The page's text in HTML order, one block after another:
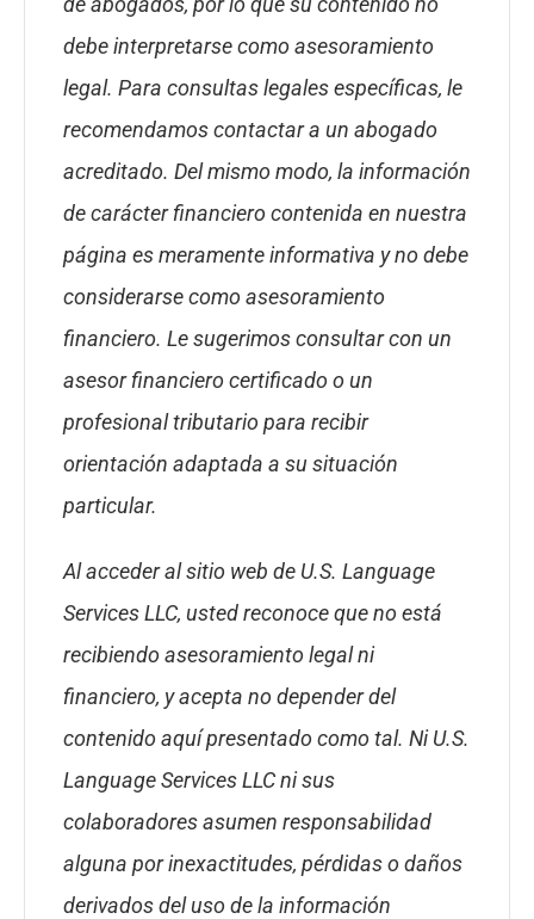
debe interpretarse como asesoramiento
legal. Para consultas legales específicas, le
recomendamos contactar a un abogado
acreditado. Del mismo modo, la información
de carácter financiero contenida en nuestra
página es meramente informativa y no debe
considerarse como asesoramiento
financiero. Le sugerimos consultar con un
asesor financiero certificado o un
profesional tributario para recibir
orientación adaptada a su situación
particular.
Al acceder al sitio web de U.S. Language
Services LLC, usted reconoce que no está
recibiendo asesoramiento legal ni
financiero, y acepta no depender del
contenido aquí presentado como tal. Ni U.S.
Language Services LLC ni sus
colaboradores asumen responsabilidad
alguna por inexactitudes, pérdidas o daños
derivados del uso de la información